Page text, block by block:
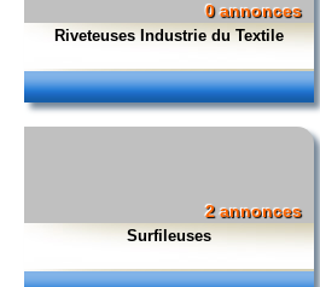
0 annonces
Riveteuses Industrie du Textile
2 annonces
Surfileuses